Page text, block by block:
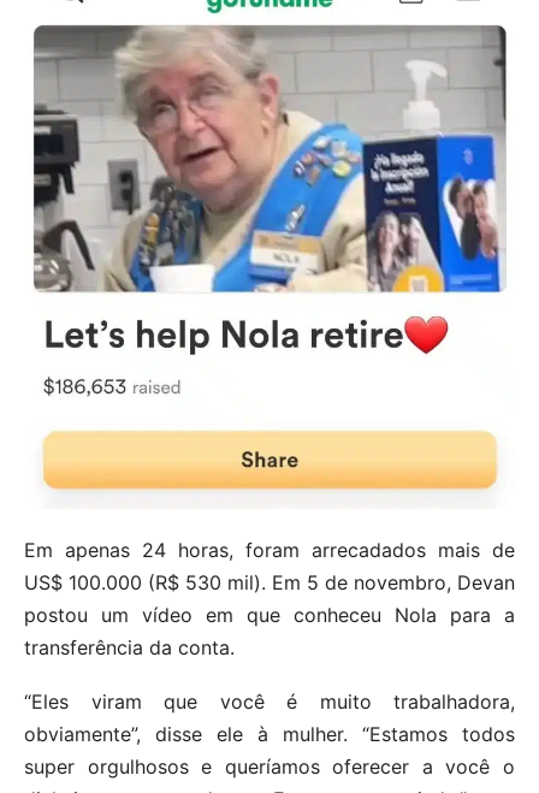
Em apenas 24 horas, foram arrecadados mais de
US$ 100.000 (R$ 530 mil). Em 5 de novembro, Devan
postou um vídeo em que conheceu Nola para a
transferência da conta.
“Eles viram que você é muito trabalhadora,
obviamente”, disse ele à mulher. “Estamos todos
super orgulhosos e queríamos oferecer a você o